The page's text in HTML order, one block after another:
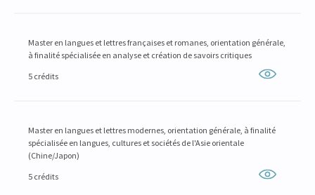
Master en langues et lettres françaises et romanes, orientation générale,
à finalité spécialisée en analyse et création de savoirs critiques
5 crédits
Master en langues et lettres modernes, orientation générale, à finalité
spécialisée en langues, cultures et sociétés de l'Asie orientale
(Chine/Japon)
5 crédits